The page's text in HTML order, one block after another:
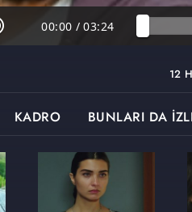
00:00 / 03:24
12
KADRO BUNLARI DA